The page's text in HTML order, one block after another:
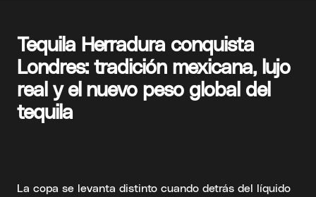
Tequila Herradura conquista
Londres: tradición mexicana, lujo
real y el nuevo peso global del
tequila
La copa se levanta distinto cuando detrás del líquido